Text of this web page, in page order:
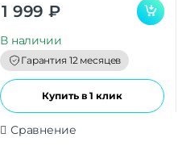
o
1 999 ₽
В наличии
Гарантия 12 месяцев
Купить в 1 клик
Сравнение